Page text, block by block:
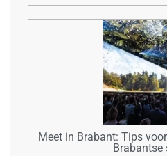
Meet in Brabant: Tips
Brabantse